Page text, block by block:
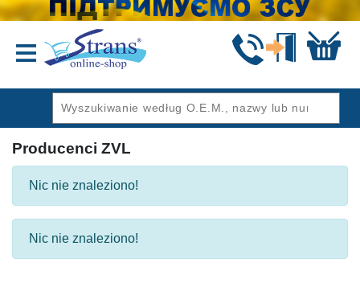
Producenci ZVL
Nic nie znaleziono!
Nic nie znaleziono!